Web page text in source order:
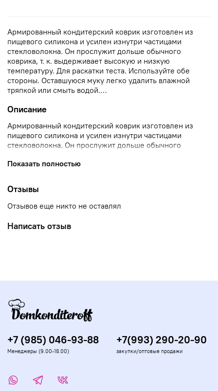
Армированный кондитерский коврик изготовлен из
пищевого силикона и усилен изнутри частицами
стекловолокна. Он прослужит дольше обычного
коврика, т. к. выдерживает высокую и низкую
температуру. Для раскатки теста. Используйте обе
стороны. Оставшуюся муку легко удалить влажной
тряпкой или смыть водой.…
Описание
Армированный кондитерский коврик изготовлен из
пищевого силикона и усилен изнутри частицами
стекловолокна. Он прослужит дольше обычного
температуру. Для раскатки теста. Используйте обе
тряпкой или смыть водой.…
Показать полностью
Отзывы
Отзывов еще никто не оставлял
Написать отзыв
+7 (985) 046-93-88
Менеджеры (9.00-18.00)
+7(993) 290-20-90
закупки/оптовые продажи